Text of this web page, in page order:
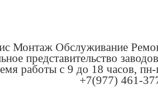
Монтаж Обслуживание
представительство
работы с 9 до 18 часов, пн-
+7(977) 461-